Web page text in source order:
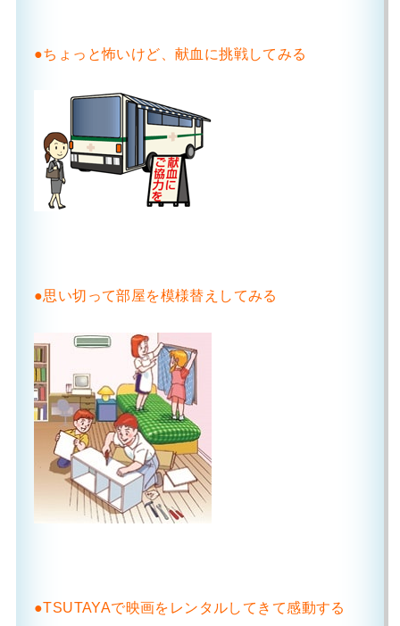
●ちょっと怖いけど、献血に挑戦してみる
●思い切って部屋を模様替えしてみる
●TSUTAYAで映画をレンタルしてきて感動する